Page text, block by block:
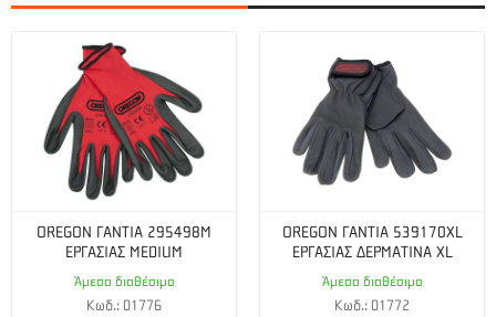
OREGON ΓΑΝΤΙΑ 295498M
ΕΡΓΑΣΙΑΣ MEDIUM
Άμεσα διαθέσιμο
Κωδ.: 01776
OREGON ΓΑΝΤΙΑ 539170XL
ΕΡΓΑΣΙΑΣ ΔΕΡΜΑΤΙΝΑ XL
Άμεσα διαθέσιμο
Κωδ.: 01772